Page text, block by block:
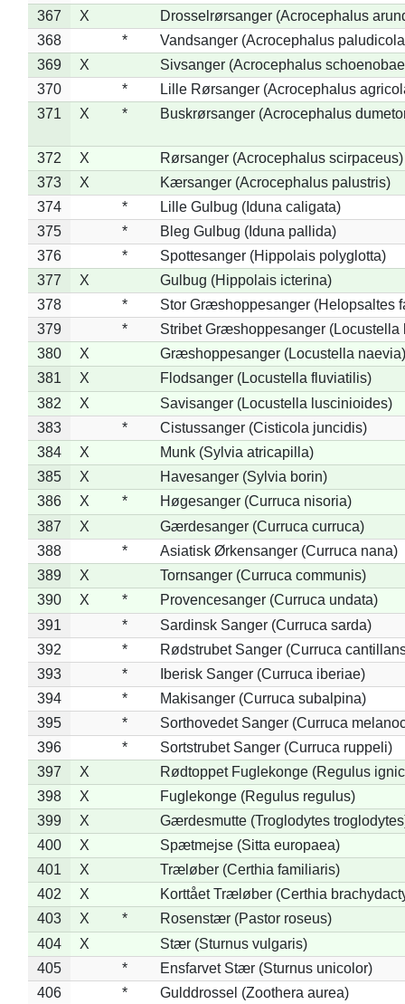
367 X
Drosselrørsanger (Acrocephalus
368
*
Vandsanger (Acrocephalus
369
X
Sivsanger (Acrocephalus
370
*
Lille Rørsanger (Acrocephalus
371
X * Buskrørsanger (Acrocephalus
372 X
Rørsanger (Acrocephalus scirpaceus)
373
X
Kærsanger (Acrocephalus palustris)
374
*
Lille Gulbug (Iduna caligata)
375
*
Bleg Gulbug (Iduna pallida)
376
*
Spottesanger (Hippolais polyglotta)
377
X
Gulbug (Hippolais icterina)
378
*
Stor Græshoppesanger (Helopsaltes
379
*
Stribet Græshoppesanger (Locustella
380
X
Græshoppesanger (Locustella naevia)
381
X
Flodsanger (Locustella fluviatilis)
382
X
Savisanger (Locustella luscinioides)
383
*
Cistussanger (Cisticola juncidis)
384
X
Munk (Sylvia atricapilla)
385
X
Havesanger (Sylvia borin)
386
X *
Høgesanger (Curruca nisoria)
387
X
Gærdesanger (Curruca curruca)
388
*
Asiatisk Ørkensanger (Curruca nana)
389
X
Tornsanger (Curruca communis)
390
X *
Provencesanger (Curruca undata)
391
*
Sardinsk Sanger (Curruca sarda)
392
*
Rødstrubet Sanger (Curruca
393
*
Iberisk Sanger (Curruca iberiae)
394
*
Makisanger (Curruca subalpina)
395
*
Sorthovedet Sanger (Curruca
396
*
Sortstrubet Sanger (Curruca ruppeli)
397
X
Rødtoppet Fuglekonge (Regulus
398
X
Fuglekonge (Regulus regulus)
399
X
Gærdesmutte (Troglodytes
400
X
Spætmejse (Sitta europaea)
401
X
Træløber (Certhia familiaris)
402
X
Korttået Træløber (Certhia
403
X *
Rosenstær (Pastor roseus)
404
X
Stær (Sturnus vulgaris)
405
*
Ensfarvet Stær (Sturnus unicolor)
406
*
Gulddrossel (Zoothera aurea)